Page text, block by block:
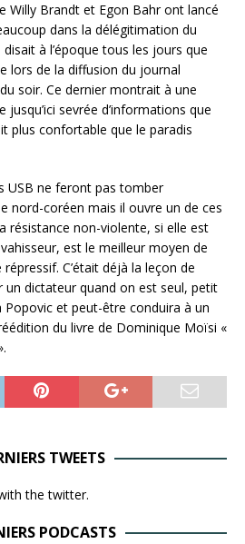
Willy Brandt et Egon Bahr ont lancé
dans la délégitimation du
à l’époque tous les jours que
lors de la diffusion du journal
soir. Ce dernier montrait à une
sevrée d’informations que
plus confortable que le paradis
USB ne feront pas tomber
nord-coréen mais il ouvre un de ces
résistance non-violente, si elle est
est le meilleur moyen de
C’était déjà la leçon de
dictateur quand on est seul, petit
Popovic et peut-être conduira à un
du livre de Dominique Moïsi «
TWEETS
the twitter.
PODCASTS